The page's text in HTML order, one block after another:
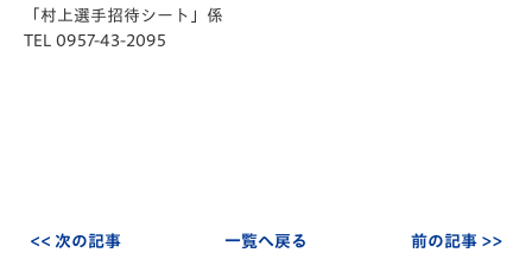
「村上選手招待シート」係
TEL 0957-43-2095
<< 次の記事 一覧へ戻る 前の記事 >>